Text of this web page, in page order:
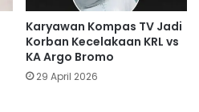
Karyawan Kompas TV Jadi
Korban Kecelakaan KRL vs
KA Argo Bromo
29 April 2026